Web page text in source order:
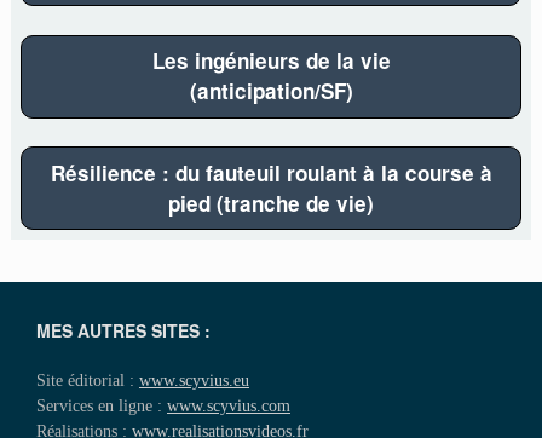
Les ingénieurs de la vie
(anticipation/SF)
Résilience : du fauteuil roulant à la course à
pied (tranche de vie)
MES AUTRES SITES :
Site éditorial : www.scyvius.eu
Services en ligne : www.scyvius.com
Réalisations : www.realisationsvideos.fr